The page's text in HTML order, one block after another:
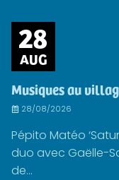
28
AUG
Musiques au
28/08/2026
Pépito Matéo
duo avec Gaëlle-
de...